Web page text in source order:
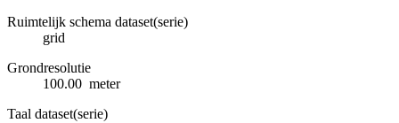
Ruimtelijk schema dataset(serie)
grid
Grondresolutie
100.00 meter
Taal dataset(serie)